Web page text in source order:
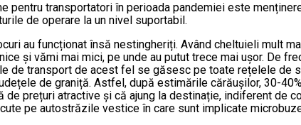
pentru transportatori în perioada pandemiei este
de operare la un nivel suportabil.
au funcționat însă nestingheriți. Având cheltuieli mult
și vămi mai mici, pe unde au putut trece mai ușor. De
de transport de acest fel se găsesc pe toate rețelele de
de graniță. Astfel, după estimările cărăușilor, 30-
de prețuri atractive și că ajung la destinație, indiferent de
pe autostrăzile vestice în care sunt implicate